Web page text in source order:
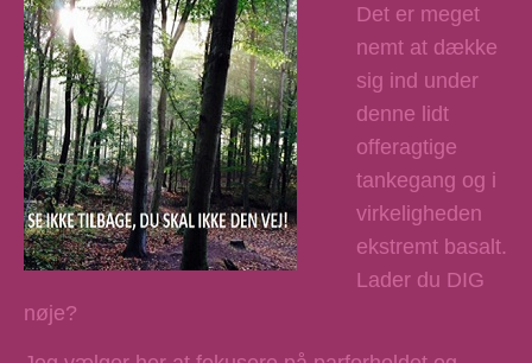
Det er meget
nemt at dække
sig ind under
denne lidt
offeragtige
tankegang og i
virkeligheden
ekstremt basalt.
Lader du DIG
nøje?